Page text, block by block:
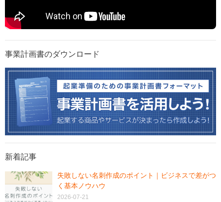
事業計画書のダウンロード
新着記事
失敗しない名刺作成のポイント｜ビジネスで差がつ
く基本ノウハウ
2026-07-21